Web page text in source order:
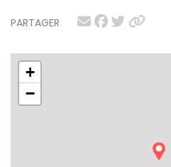
PARTAGER
+
−